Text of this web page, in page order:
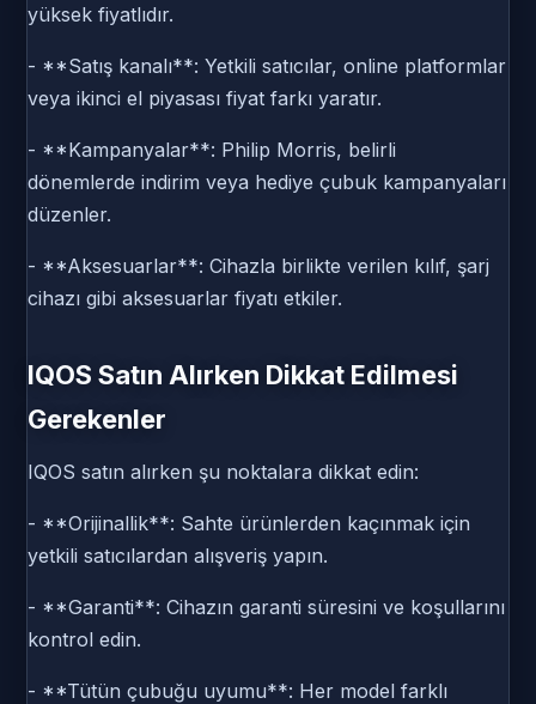
yüksek fiyatlıdır.
- **Satış kanalı**: Yetkili satıcılar, online platformlar
veya ikinci el piyasası fiyat farkı yaratır.
- **Kampanyalar**: Philip Morris, belirli
dönemlerde indirim veya hediye çubuk kampanyaları
düzenler.
- **Aksesuarlar**: Cihazla birlikte verilen kılıf, şarj
cihazı gibi aksesuarlar fiyatı etkiler.
IQOS Satın Alırken Dikkat Edilmesi
Gerekenler
IQOS satın alırken şu noktalara dikkat edin:
- **Orijinallik**: Sahte ürünlerden kaçınmak için
yetkili satıcılardan alışveriş yapın.
- **Garanti**: Cihazın garanti süresini ve koşullarını
kontrol edin.
- **Tütün çubuğu uyumu**: Her model farklı